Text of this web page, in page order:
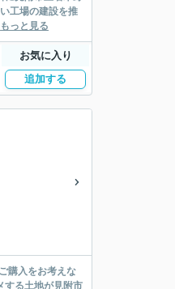
工場の建設を推
もっと見る
お気に入り
追加する
購入をお考えな
する土地が見附市